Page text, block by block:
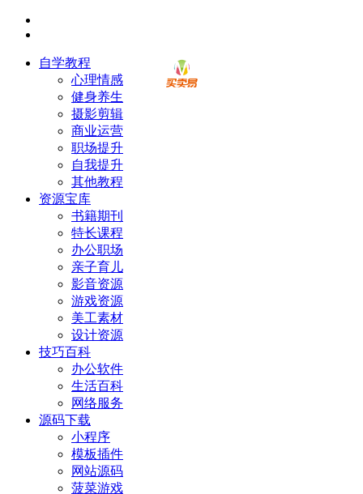
自学教程
心理情感
健身养生
摄影剪辑
商业运营
职场提升
自我提升
其他教程
资源宝库
书籍期刊
特长课程
办公职场
亲子育儿
影音资源
游戏资源
美工素材
设计资源
技巧百科
办公软件
生活百科
网络服务
源码下载
小程序
模板插件
网站源码
菠菜游戏